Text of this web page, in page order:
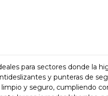
para sectores donde la
y punteras de
y seguro, cumpliendo